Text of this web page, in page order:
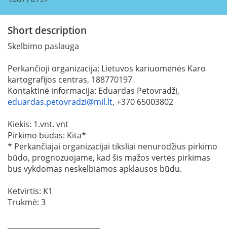
Short description
Skelbimo paslauga
Perkančioji organizacija: Lietuvos kariuomenės Karo
kartografijos centras, 188770197
Kontaktinė informacija: Eduardas Petovradži,
eduardas.petovradzi@mil.lt, +370 65003802
Kiekis: 1.vnt. vnt
Pirkimo būdas: Kita*
* Perkančiajai organizacijai tiksliai nenurodžius pirkimo
būdo, prognozuojame, kad šis mažos vertės pirkimas
bus vykdomas neskelbiamos apklausos būdu.
Ketvirtis: K1
Trukmė: 3